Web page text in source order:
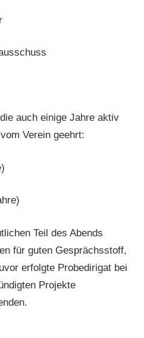
auch einige Jahre aktiv
Verein geehrt:
Teil des Abends
für guten Gesprächsstoff,
erfolgte Probedirigat bei
Projekte